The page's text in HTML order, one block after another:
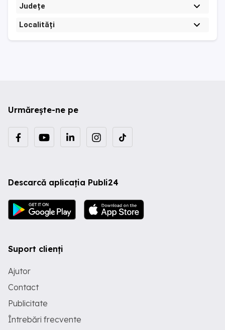
Județe
Localități
Urmărește-ne pe
Descarcă aplicația Publi24
Suport clienți
Ajutor
Contact
Publicitate
Întrebări frecvente